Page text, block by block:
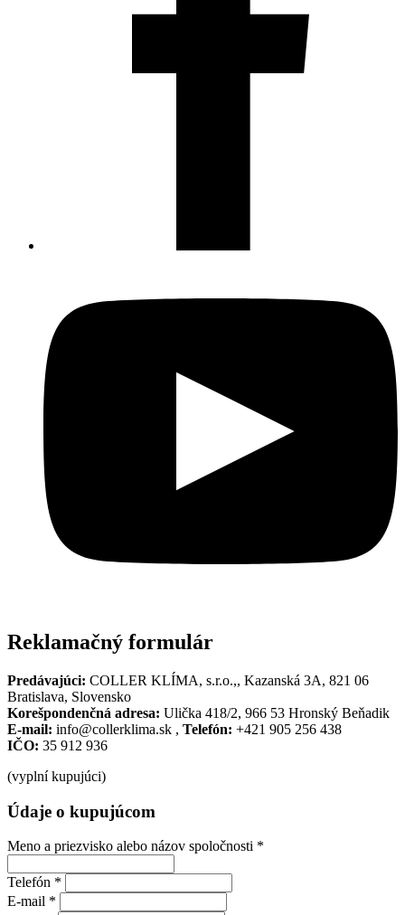
Reklamačný formulár
Predávajúci: COLLER KLÍMA, s.r.o.,, Kazanská 3A, 821 06
Bratislava, Slovensko
Korešpondenčná adresa: Ulička 418/2, 966 53 Hronský Beňadik
E-mail: info@collerklima.sk , Telefón: +421 905 256 438
IČO: 35 912 936
(vyplní kupujúci)
Údaje o kupujúcom
Meno a priezvisko alebo názov spoločnosti *
Telefón *
E-mail *